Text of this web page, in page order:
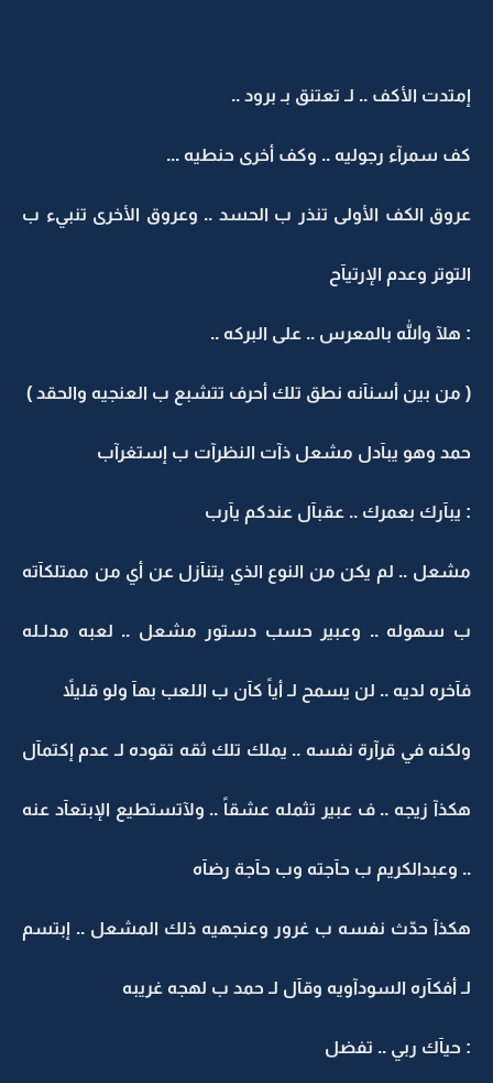
إمتدت الأكف .. لـ تعتنق بـ برود ..
كف سمرآء رجوليه .. وكف أخرى حنطيه ...
عروق الكف الأولى تنذر ب الحسد .. وعروق الأخرى تنبيء ب
التوتر وعدم الإرتيآح
: هلآ والله بالمعرس .. على البركه ..
( من بين أسنآنه نطق تلك أحرف تتشبع ب العنجيه والحقد )
حمد وهو يبآدل مشعل ذآت النظرآت ب إستغرآب
: يبآرك بعمرك .. عقبآل عندكم يآرب
مشعل .. لم يكن من النوع الذي يتنآزل عن أي من ممتلكآته
ب سهوله .. وعبير حسب دستور مشعل .. لعبه مدلـله
فآخره لديه .. لن يسمح لـ أياً كآن ب اللعب بهآ ولو قليلاً
ولكنه في قرآرة نفسه .. يملك تلك ثقه تقوده لـ عدم إكتمآل
هكذآ زيجه .. ف عبير تثمله عشقاً .. ولآتستطيع الإبتعآد عنه
.. وعبدالكريم ب حآجته وب حآجة رضآه
هكذآ حدّث نفسه ب غرور وعنجهيه ذلك المشعل .. إبتسم
لـ أفكآره السودآويه وقآل لـ حمد ب لهجه غريبه
: حيآك ربي .. تفضل